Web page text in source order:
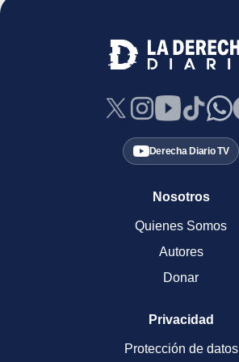
Derecha Diario TV
Nosotros
Quienes Somos
Autores
Donar
Privacidad
Protección de datos